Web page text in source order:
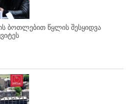
ბოთლებით წყლის შესყიდვა